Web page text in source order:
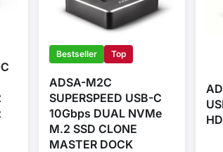
Bestseller Top
ADSA-M2C
SUPERSPEED USB-C
10Gbps DUAL NVMe
M.2 SSD CLONE
MASTER DOCK